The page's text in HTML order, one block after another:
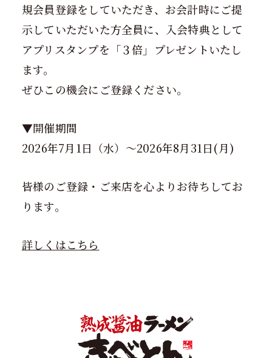
規会員登録をしていただき、お会計時にご提
示していただいた方全員に、入会特典として
アプリスタンプを「３倍」プレゼントいたし
ます。
ぜひこの機会にご登録ください。
▼開催期間
2026年7月1日（水）～2026年8月31日(月)
皆様のご登録・ご来店を心よりお待ちしてお
ります。
詳しくはこちら